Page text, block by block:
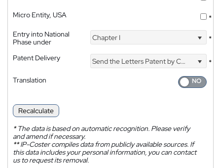
Micro Entity, USA
*
Entry into National
Phase under
Chapter I *
Patent Delivery Send the Letters Patent by Courier
*
Translation
Recalculate
*The data is based on automatic recognition. Please verify
and amend if necessary.
**IP-Coster compiles data from publicly available sources. If
this data includes your personal information, you can contact
us to request its removal.